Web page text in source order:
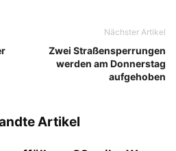
Nächster Artikel
Zwei Straßensperrungen
werden am Donnerstag
aufgehoben
Artikel